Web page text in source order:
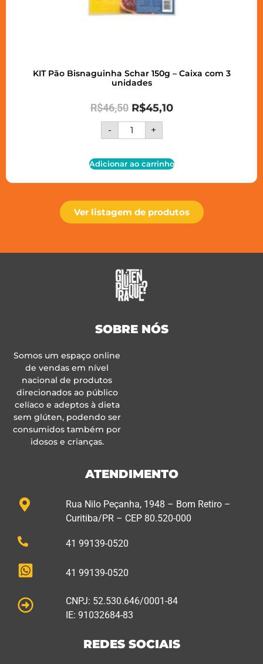
KIT Pão Bisnaguinha Schar 150g – Caixa com 3
unidades
R$46,50 R$45,10
- +
Adicionar ao carrinho
Ver listagem de produtos
SOBRE NÓS
Somos um espaço online
de vendas em nível
nacional de produtos
direcionados ao público
celíaco e adeptos à dieta
sem glúten, podendo ser
consumidos também por
idosos e crianças.
ATENDIMENTO
Rua Nilo Peçanha, 1948 – Bom Retiro –
Curitiba/PR – CEP 80.520-000
41 99139-0520
41 99139-0520
CNPJ: 52.530.646/0001-84
IE: 91032684-83
REDES SOCIAIS